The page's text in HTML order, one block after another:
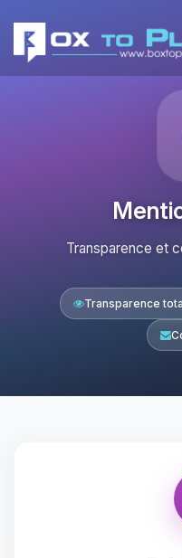
Transparence et
Transparence